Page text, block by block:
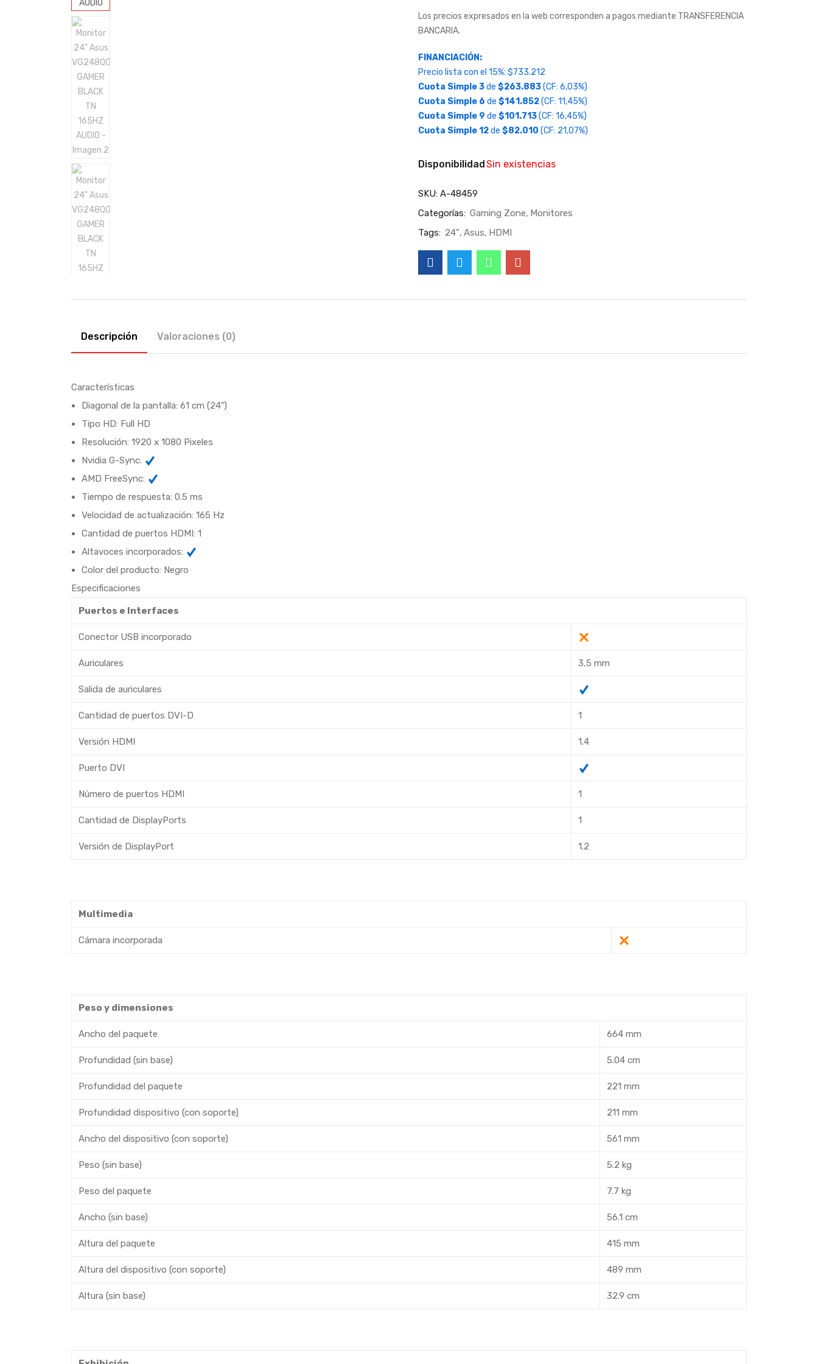
Los precios expresados en la web corresponden a pagos mediante TRANSFERENCIA
BANCARIA.
FINANCIACIÓN:
Precio lista con el 15%: $733.212
Cuota Simple 3de $263.883(CF: 6,03%)
Cuota Simple 6 de $141.852(CF: 11,45%)
Cuota Simple 9 de $101.713(CF: 16,45%)
Cuota Simple 12de $82.010 (CF: 21,07%)
DisponibilidadSin existencias
SKU: A-48459
Categorías: Gaming Zone Monitores
Tags: 24" Asus HDMI
Descripción Valoraciones (0)
Características
Diagonal de la pantalla: 61 cm (24″)
Tipo HD: Full HD
Resolución: 1920 x 1080 Pixeles
Nvidia G-Sync:
AMD FreeSync:
Tiempo de respuesta: 0.5 ms
Velocidad de actualización: 165 Hz
Cantidad de puertos HDMI: 1
Altavoces incorporados:
Color del producto: Negro
Especificaciones
Puertos e Interfaces
Conector USB incorporado
Auriculares 3,5 mm
Salida de auriculares
Cantidad de puertos DVI-D 1
Versión HDMI 1.4
Puerto DVI
Número de puertos HDMI 1
Cantidad de DisplayPorts 1
Versión de DisplayPort 1.2
Multimedia
Cámara incorporada
Peso y dimensiones
Ancho del paquete 664 mm
Profundidad (sin base) 5.04 cm
Profundidad del paquete 221 mm
Profundidad dispositivo (con soporte) 211 mm
Ancho del dispositivo (con soporte) 561 mm
Peso (sin base) 5.2 kg
Peso del paquete 7.7 kg
Ancho (sin base) 56.1 cm
Altura del paquete 415 mm
Altura del dispositivo (con soporte) 489 mm
Altura (sin base) 32.9 cm